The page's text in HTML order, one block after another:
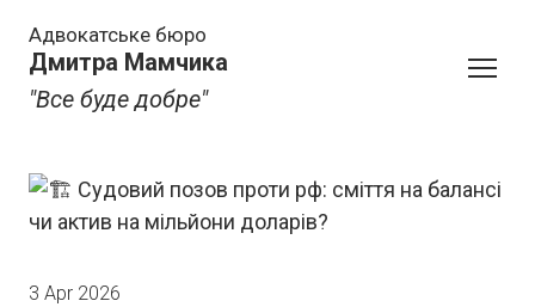
Адвокатське бюро
Дмитра Мамчика
"Все буде добре"
3 Apr 2026